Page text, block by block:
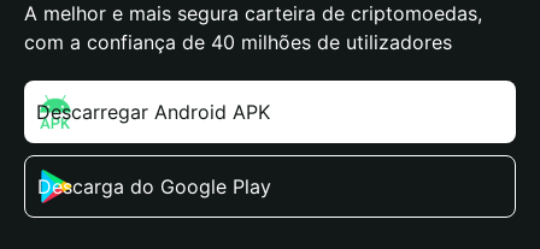
A melhor e mais segura carteira de criptomoedas,
com a confiança de 40 milhões de utilizadores
Descarregar Android APK
Descarga do Google Play